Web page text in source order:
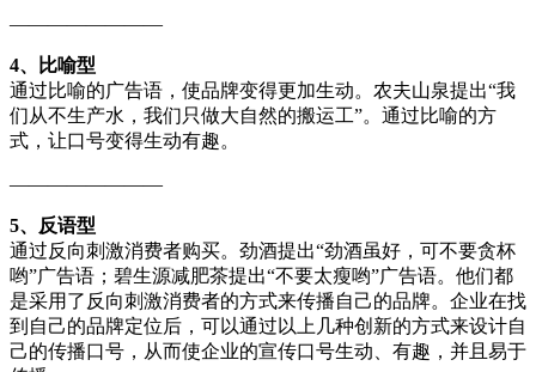
————————
4、比喻型
通过比喻的广告语，使品牌变得更加生动。农夫山泉提出“我
们从不生产水，我们只做大自然的搬运工”。通过比喻的方
式，让口号变得生动有趣。
————————
5、反语型
通过反向刺激消费者购买。劲酒提出“劲酒虽好，可不要贪杯
哟”广告语；碧生源减肥茶提出“不要太瘦哟”广告语。他们都
是采用了反向刺激消费者的方式来传播自己的品牌。企业在找
到自己的品牌定位后，可以通过以上几种创新的方式来设计自
己的传播口号，从而使企业的宣传口号生动、有趣，并且易于